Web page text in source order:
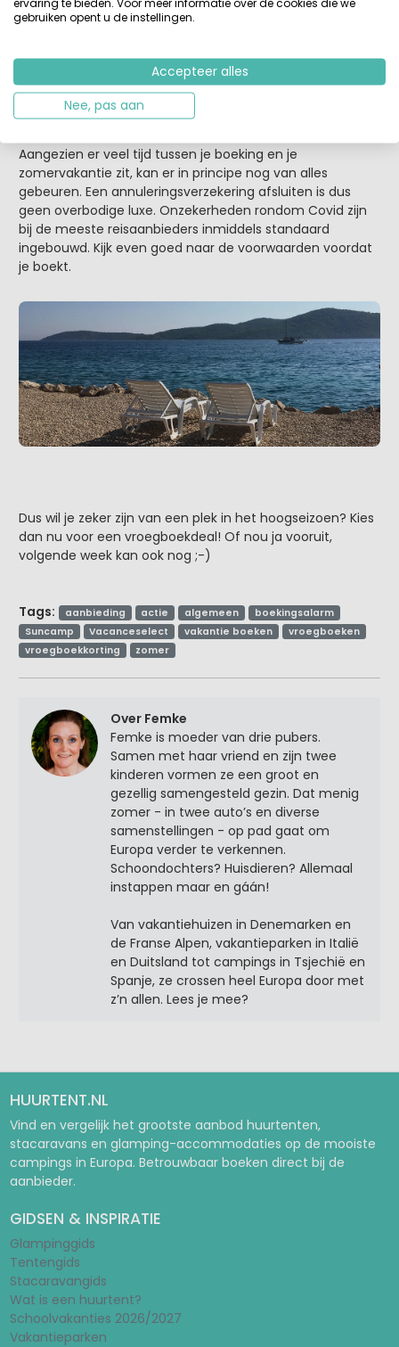
Zie vraag 1. De meeste vroegboekkortingen gelden tot
1 maart zien we ook regelmatig voorbij komen.
Moet ik nog ergens op letten als ik kies
voor vroegboeken?
Aangezien er veel tijd tussen je boeking en je
zomervakantie zit, kan er in principe nog van alles
gebeuren. Een annuleringsverzekering afsluiten is dus
geen overbodige luxe. Onzekerheden rondom Covid zijn
bij de meeste reisaanbieders inmiddels standaard
ingebouwd. Kijk even goed naar de voorwaarden voordat
je boekt.
Dus wil je zeker zijn van een plek in het hoogseizoen? Kies
dan nu voor een vroegboekdeal! Of nou ja vooruit,
volgende week kan ook nog ;-)
Tags: aanbieding actie algemeen
boekingsalarm
Suncamp
Vacanceselect vakantie boeken
vroegboeken
vroegboekkorting
zomer
Over Femke
Femke is moeder van drie pubers.
Samen met haar vriend en zijn twee
kinderen vormen ze een groot en
gezellig samengesteld gezin. Dat menig
zomer - in twee auto’s en diverse
samenstellingen - op pad gaat om
Europa verder te verkennen.
Schoondochters? Huisdieren? Allemaal
instappen maar en gáán!
Van vakantiehuizen in Denemarken en
de Franse Alpen, vakantieparken in Italië
en Duitsland tot campings in Tsjechië en
Spanje, ze crossen heel Europa door met
z’n allen. Lees je mee?
HUURTENT.NL
Vind en vergelijk het grootste aanbod huurtenten,
stacaravans en glamping-accommodaties op de mooiste
campings in Europa. Betrouwbaar boeken direct bij de
aanbieder.
GIDSEN & INSPIRATIE
Glampinggids
Tentengids
Stacaravangids
Wat is een huurtent?
Schoolvakanties 2026/2027
Vakantieparken
gebruiken opent u de instellingen.
Accepteer alles
Nee, pas aan